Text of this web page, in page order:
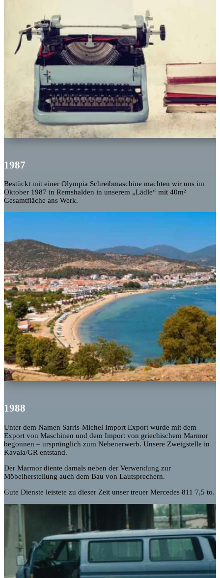
1987
Bestückt mit einer Olympia Schreibmaschine machten wir uns im
Oktober 1987 in Remshalden in unserem „Lädle“ mit 40m²
Gesamtfläche ans Werk.
1988
Unter dem Namen Sarris-Michel Import Export wurde mit dem
Export von Maschinen und dem Import von griechischem Marmor
begonnen – ursprünglich zum Nebenerwerb. Unsere Zweigstelle in
Kavala/GR entstand.
Der Marmor diente damals neben der Verwendung zur
Möbelherstellung auch dem Bau von Lautsprechern.
Gute Dienste leistete zu dieser Zeit unser treuer Mercedes 811 7,5 to.